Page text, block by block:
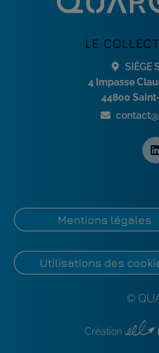
LE
SIÈGE
4 Impasse
44800
©
Création
Mentions légales
Utilisations des